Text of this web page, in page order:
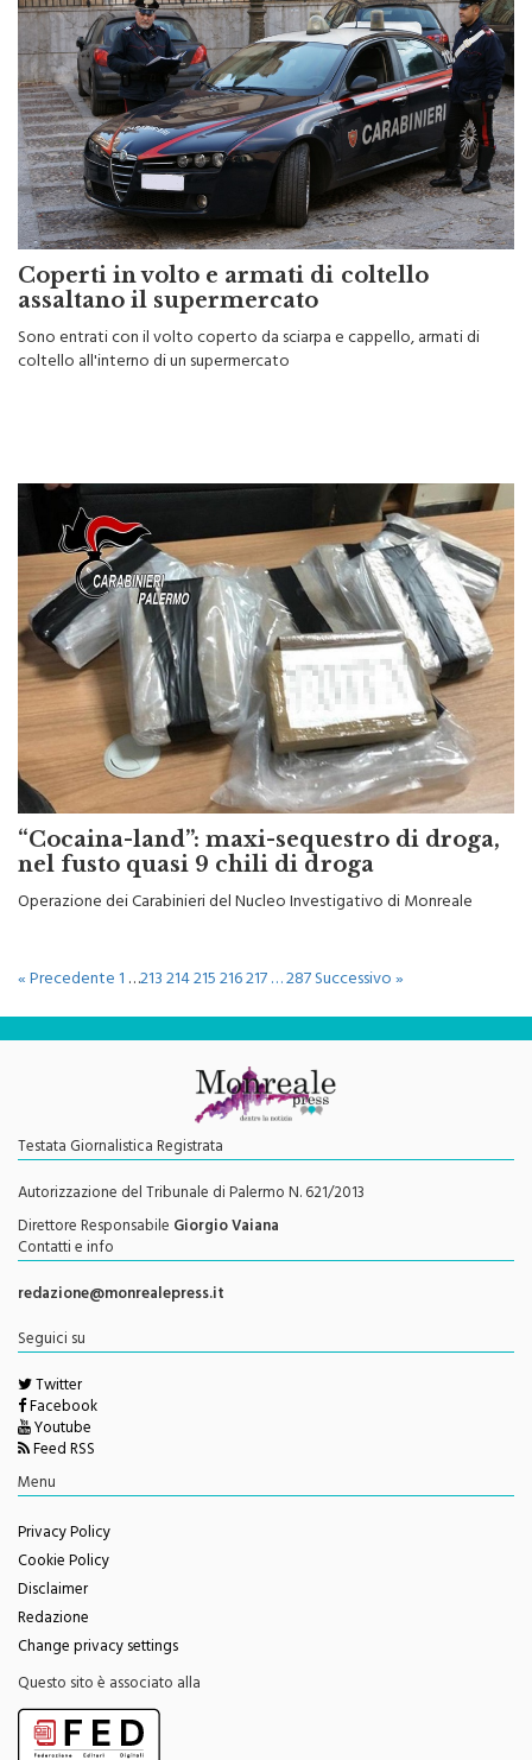
Coperti in volto e armati di coltello
assaltano il supermercato
Sono entrati con il volto coperto da sciarpa e cappello, armati di
coltello all'interno di un supermercato
“Cocaina-land”: maxi-sequestro di droga,
nel fusto quasi 9 chili di droga
Operazione dei Carabinieri del Nucleo Investigativo di Monreale
Testata Giornalistica Registrata
Autorizzazione del Tribunale di Palermo N. 621/2013
Direttore ResponsabileGiorgio Vaiana
Contatti e info
redazione@monrealepress.it
Twitter
Facebook
Youtube
Feed RSS
Menu
Privacy Policy
Cookie Policy
Disclaimer
Redazione
Change privacy settings
Questo sito è associato alla